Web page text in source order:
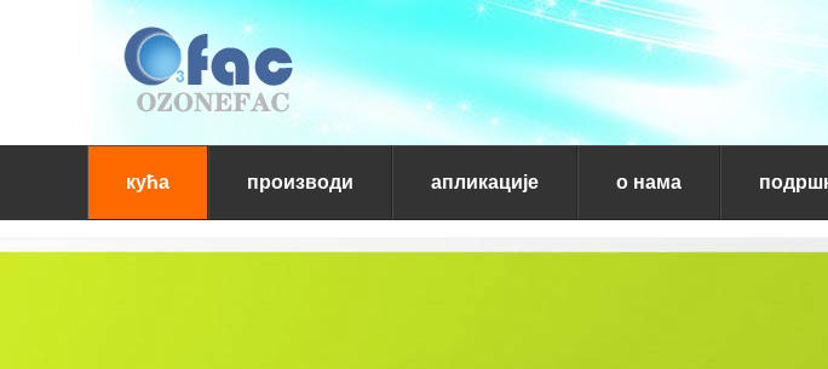
кућа производи апликације о нама